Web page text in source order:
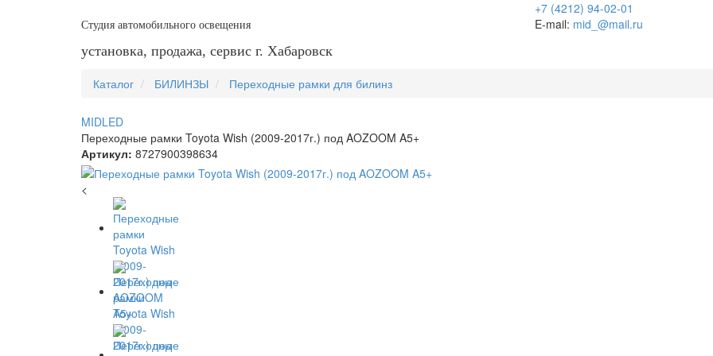
Студия автомобильного освещения
установка, продажа, сервис г. Хабаровск
+7 (4212) 94-02-01
E-mail: mid_@mail.ru
Каталог БИЛИНЗЫ Переходные рамки для билинз
MIDLED
Переходные рамки Toyota Wish (2009-2017г.) под AOZOOM A5+
Артикул: 8727900398634
<